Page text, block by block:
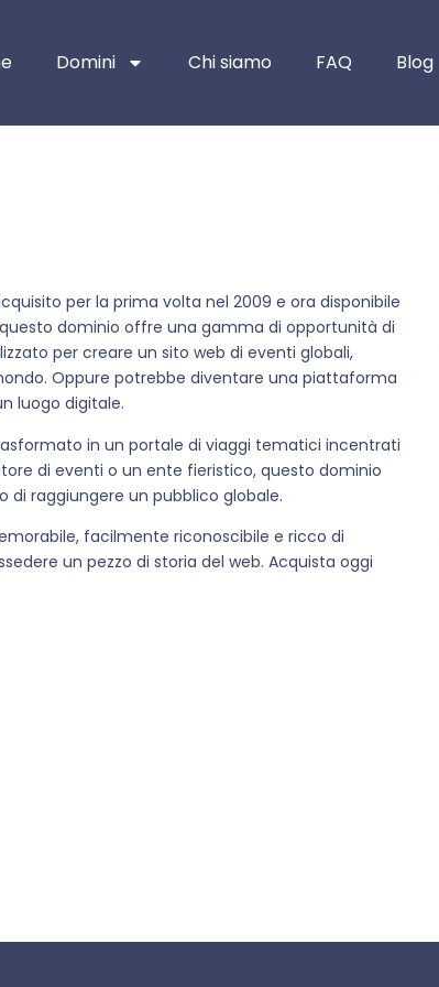
Domini Chi siamo FAQ Blog
per la prima volta nel 2009 e ora disponibile
questo dominio offre una gamma di opportunità di
per creare un sito web di eventi globali,
Oppure potrebbe diventare una piattaforma
luogo digitale.
in un portale di viaggi tematici incentrati
di eventi o un ente fieristico, questo dominio
raggiungere un pubblico globale.
facilmente riconoscibile e ricco di
un pezzo di storia del web. Acquista oggi